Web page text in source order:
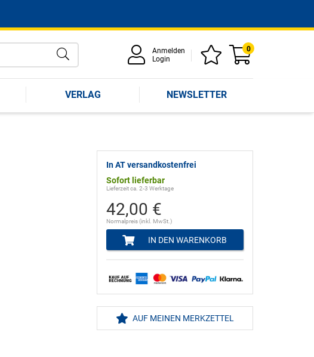
Anmelden
Login
0
VERLAG NEWSLETTER
In AT versandkostenfrei
Sofort lieferbar
Lieferzeit ca. 2-3 Werktage
42,00 €
Normalpreis (inkl. MwSt.)
IN DEN WARENKORB
AUF MEINEN MERKZETTEL